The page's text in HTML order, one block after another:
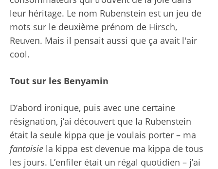
leur héritage. Le nom Rubenstein est un jeu de
mots sur le deuxième prénom de Hirsch,
Reuven. Mais il pensait aussi que ça avait l'air
cool.
Tout sur les Benyamin
D’abord ironique, puis avec une certaine
résignation, j’ai découvert que la Rubenstein
était la seule kippa que je voulais porter – ma
fantaisie la kippa est devenue ma kippa de tous
les jours. L’enfiler était un régal quotidien – j’ai